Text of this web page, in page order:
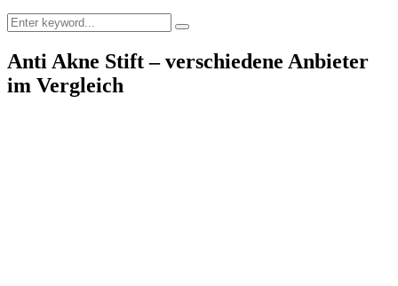
Anti Akne Stift – verschiedene Anbieter
im Vergleich